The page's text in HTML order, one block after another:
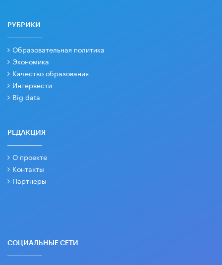
РУБРИКИ
Образовательная политика
Экономика
Качество образования
Интервести
Big data
РЕДАКЦИЯ
О проекте
Контакты
Партнеры
СОЦИАЛЬНЫЕ СЕТИ